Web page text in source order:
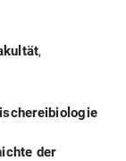
,
der